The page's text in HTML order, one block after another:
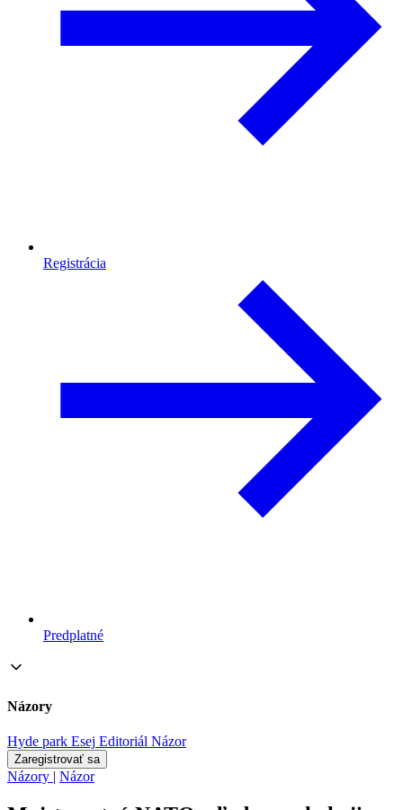
Registrácia
Predplatné
Názory
Hyde park Esej Editoriál Názor
Zaregistrovať sa
Názory | Názor